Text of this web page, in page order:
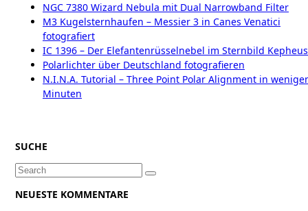
NGC 7380 Wizard Nebula mit Dual Narrowband Filter
M3 Kugelsternhaufen – Messier 3 in Canes Venatici
fotografiert
IC 1396 – Der Elefantenrüsselnebel im Sternbild Kepheus
Polarlichter über Deutschland fotografieren
N.I.N.A. Tutorial – Three Point Polar Alignment in
Minuten
SUCHE
Search
NEUESTE KOMMENTARE